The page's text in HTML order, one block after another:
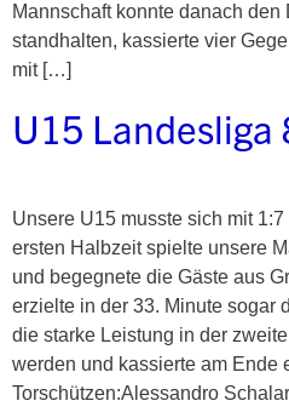
Mannschaft konnte danach den
standhalten, kassierte vier
mit […]
U15 Landesliga
Unsere U15 musste sich mit
ersten Halbzeit spielte unsere
und begegnete die Gäste aus
erzielte in der 33. Minute sogar
die starke Leistung in der
werden und kassierte am Ende
Torschützen:Alessandro